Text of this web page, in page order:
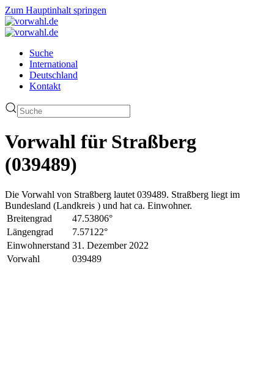
Zum Hauptinhalt springen
Suche
International
Deutschland
Kontakt
Vorwahl für Straßberg
(039489)
Die Vorwahl von Straßberg lautet 039489. Straßberg liegt im
Bundesland (Landkreis ) und hat ca. Einwohner.
Breitengrad
47.53806°
Längengrad
7.57122°
Einwohnerstand 31. Dezember 2022
Vorwahl
039489